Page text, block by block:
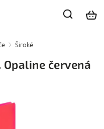
/ Široké
Opaline červená